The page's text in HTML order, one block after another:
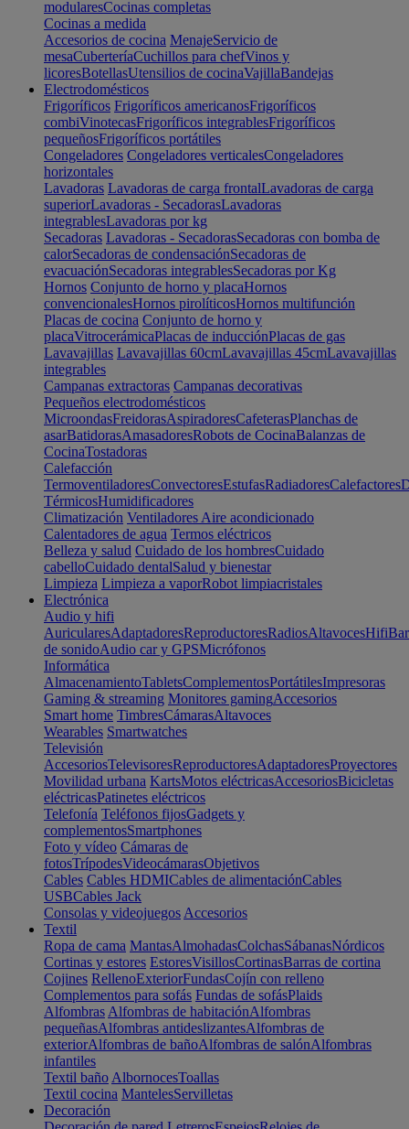
modularesCocinas completas
Cocinas a medida
Accesorios de cocina MenajeServicio de
mesaCuberteríaCuchillos para chefVinos y
licoresBotellasUtensilios de cocinaVajillaBandejas
Electrodomésticos
Frigoríficos Frigoríficos americanosFrigoríficos
combiVinotecasFrigoríficos integrablesFrigoríficos
pequeñosFrigoríficos portátiles
Congeladores Congeladores verticalesCongeladores
horizontales
Lavadoras Lavadoras de carga frontalLavadoras de carga
superiorLavadoras - SecadorasLavadoras
integrablesLavadoras por kg
Secadoras Lavadoras - SecadorasSecadoras con bomba de
calorSecadoras de condensaciónSecadoras de
evacuaciónSecadoras integrablesSecadoras por Kg
Hornos Conjunto de horno y placaHornos
convencionalesHornos pirolíticosHornos multifunción
Placas de cocina Conjunto de horno y
placaVitrocerámicaPlacas de inducciónPlacas de gas
Lavavajillas Lavavajillas 60cmLavavajillas 45cmLavavajillas
integrables
Campanas extractoras Campanas decorativas
Pequeños electrodomésticos
MicroondasFreidorasAspiradoresCafeterasPlanchas de
asarBatidorasAmasadoresRobots de CocinaBalanzas de
CocinaTostadoras
Calefacción
TermoventiladoresConvectoresEstufasRadiadoresCalefactores
TérmicosHumidificadores
Climatización Ventiladores Aire acondicionado
Calentadores de agua Termos eléctricos
Belleza y salud Cuidado de los hombresCuidado
cabelloCuidado dentalSalud y bienestar
Limpieza Limpieza a vaporRobot limpiacristales
Electrónica
Audio y hifi
AuricularesAdaptadoresReproductoresRadiosAltavocesHifi
de sonidoAudio car y GPSMicrófonos
Informática
AlmacenamientoTabletsComplementosPortátilesImpresoras
Gaming & streaming Monitores gamingAccesorios
Smart home TimbresCámarasAltavoces
Wearables Smartwatches
Televisión
AccesoriosTelevisoresReproductoresAdaptadoresProyectores
Movilidad urbana KartsMotos eléctricasAccesoriosBicicletas
eléctricasPatinetes eléctricos
Telefonía Teléfonos fijosGadgets y
complementosSmartphones
Foto y vídeo Cámaras de
fotosTrípodesVideocámarasObjetivos
Cables Cables HDMICables de alimentaciónCables
USBCables Jack
Consolas y videojuegos Accesorios
Textil
Ropa de cama MantasAlmohadasColchasSábanasNórdicos
Cortinas y estores EstoresVisillosCortinasBarras de cortina
Cojines RellenoExteriorFundasCojín con relleno
Complementos para sofás Fundas de sofásPlaids
Alfombras Alfombras de habitaciónAlfombras
pequeñasAlfombras antideslizantesAlfombras de
exteriorAlfombras de bañoAlfombras de salónAlfombras
infantiles
Textil baño AlbornocesToallas
Textil cocina MantelesServilletas
Decoración